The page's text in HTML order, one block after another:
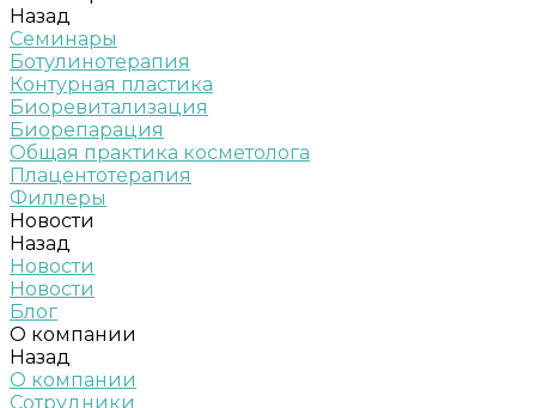
Назад
Семинары
Ботулинотерапия
Контурная пластика
Биоревитализация
Биорепарация
Общая практика косметолога
Плацентотерапия
Филлеры
Новости
Назад
Новости
Новости
Блог
О компании
Назад
О компании
Сотрудники